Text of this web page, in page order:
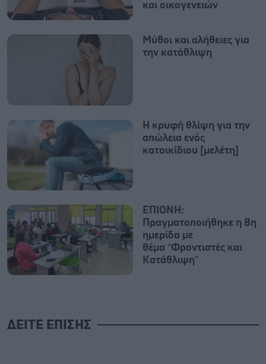
και οικογενειών
Μύθοι και αλήθειες για
την κατάθλιψη
Η κρυφή θλίψη για την
απώλεια ενός
κατοικίδιου [μελέτη]
ΕΠΙΟΝΗ:
Πραγματοποιήθηκε η 8η
ημερίδα με
θέμα “Φροντιστές και
Κατάθλιψη”
ΔΕΙΤΕ ΕΠΙΣΗΣ